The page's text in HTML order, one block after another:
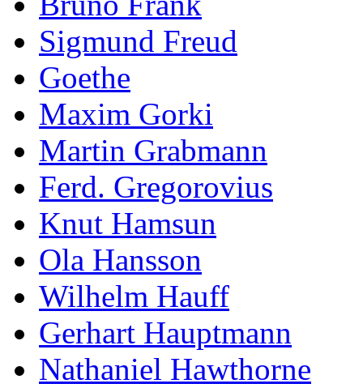
Sigmund Freud
Goethe
Maxim Gorki
Martin Grabmann
Ferd. Gregorovius
Knut Hamsun
Ola Hansson
Wilhelm Hauff
Gerhart Hauptmann
Nathaniel Hawthorne